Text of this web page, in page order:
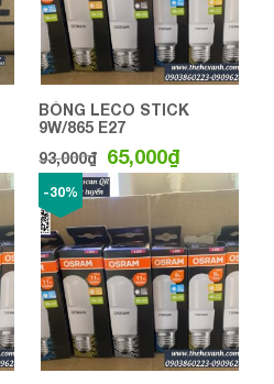
BÓNG LECO STICK
9W/865 E27
93,000₫ 65,000₫
-30%